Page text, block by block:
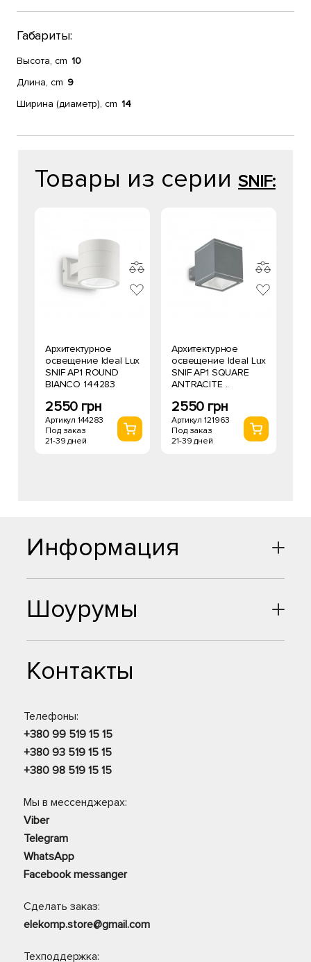
Габариты:
Высота, cm 10
Длина, cm 9
Ширина (диаметр), cm 14
Товары из серии SNIF:
Архитектурное
освещение Ideal Lux
SNIF AP1 ROUND
BIANCO 144283
2550 грн
Артикул 144283
Под заказ
21-39 дней
Архитектурное
освещение Ideal Lux
SNIF AP1 SQUARE
ANTRACITE ..
2550 грн
Артикул 121963
Под заказ
21-39 дней
Шоурумы
Контакты
Телефоны:
+380 99 519 15 15
+380 93 519 15 15
+380 98 519 15 15
Мы в мессенджерах:
Viber
Telegram
WhatsApp
Facebook messanger
Сделать заказ:
elekomp.store@gmail.com
Техподдержка:
Информация